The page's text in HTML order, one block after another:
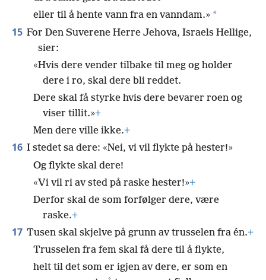
eller til å hente vann fra en vanndam.» *
15 For Den Suverene Herre Jehova, Israels Hellige,
sier:
«Hvis dere vender tilbake til meg og holder
dere i ro, skal dere bli reddet.
Dere skal få styrke hvis dere bevarer roen og
viser tillit.»+
Men dere ville ikke.+
16 I stedet sa dere: «Nei, vi vil flykte på hester!»
Og flykte skal dere!
«Vi vil ri av sted på raske hester!»+
Derfor skal de som forfølger dere, være
raske.+
17 Tusen skal skjelve på grunn av trusselen fra én.+
Trusselen fra fem skal få dere til å flykte,
helt til det som er igjen av dere, er som en